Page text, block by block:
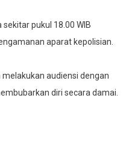
pukul 18.00 WIB
aparat kepolisian.
audiensi dengan
diri secara damai.